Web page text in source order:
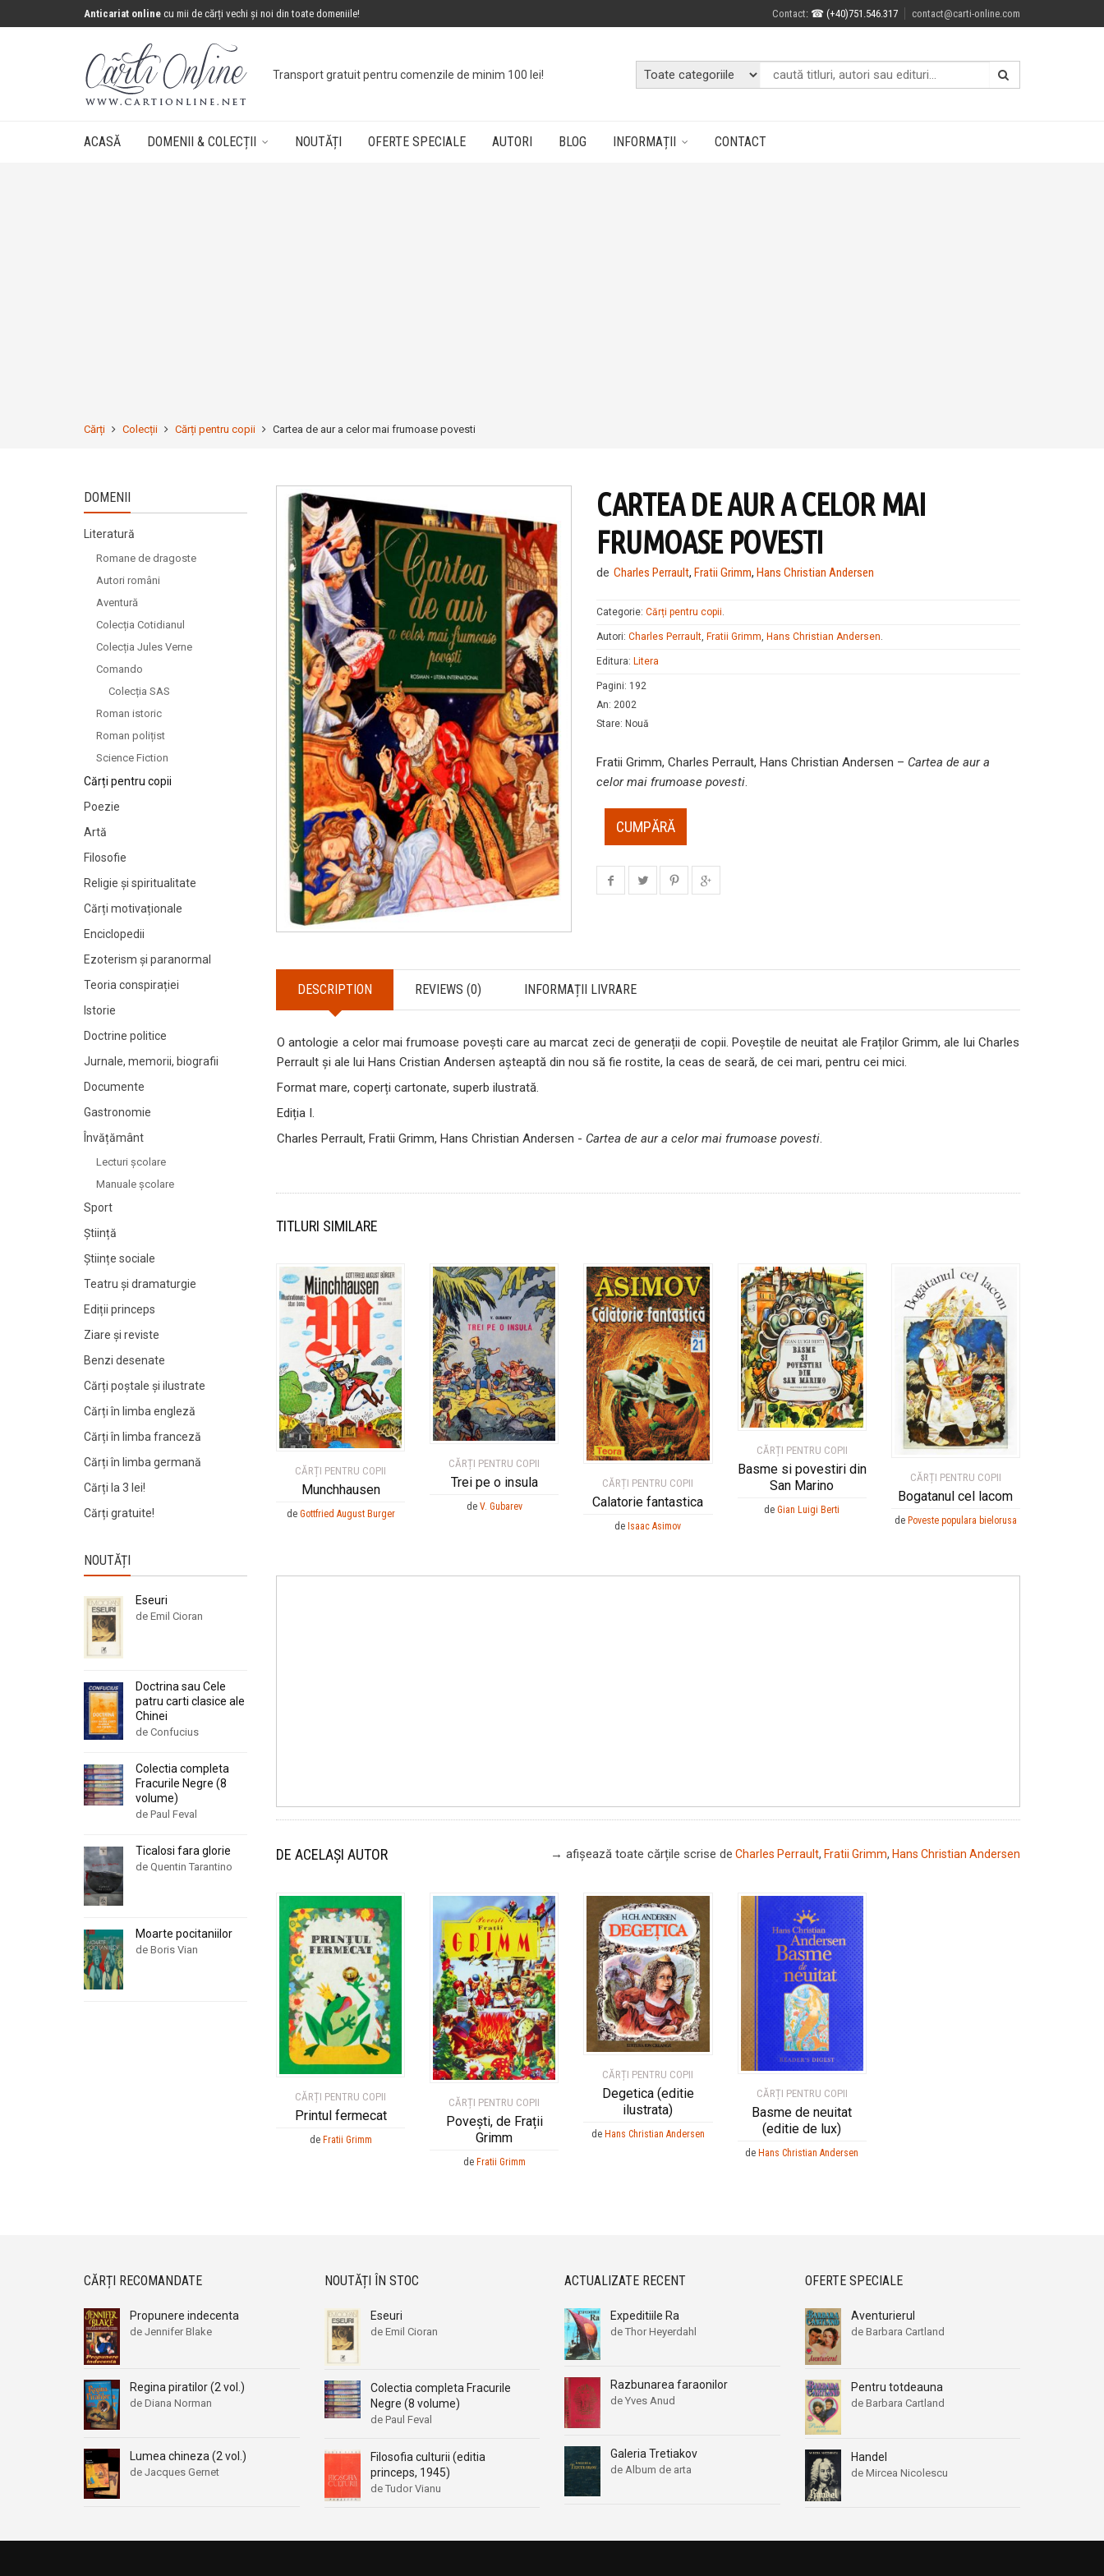
Anticariat online cu mii de cărți vechi și noi din toate domeniile! Contact: ☎ (+40)751.546.317 contact@carti-online.com
Transport gratuit pentru comenzile de minim 100 lei!
ACASĂ DOMENII & COLECȚII NOUTĂȚI OFERTE SPECIALE AUTORI BLOG INFORMAȚII CONTACT
Cărți Colecții Cărți pentru copii Cartea de aur a celor mai frumoase povesti
CARTEA DE AUR A CELOR MAI
FRUMOASE POVESTI
de Charles Perrault, Fratii Grimm, Hans Christian Andersen
Categorie: Cărți pentru copii.
Autori: Charles Perrault, Fratii Grimm, Hans Christian Andersen.
Editura: Litera
Pagini: 192
An: 2002
Stare: Nouă
Fratii Grimm, Charles Perrault, Hans Christian Andersen – Cartea de aur a
celor mai frumoase povesti.
CUMPĂRĂ
DESCRIPTION REVIEWS (0) INFORMAȚII LIVRARE
O antologie a celor mai frumoase povești care au marcat zeci de generații de copii. Poveștile de neuitat ale Fraților Grimm, ale lui Charles
Perrault și ale lui Hans Cristian Andersen așteaptă din nou să fie rostite, la ceas de seară, de cei mari, pentru cei mici.
Format mare, coperți cartonate, superb ilustrată.
Ediția I.
Charles Perrault, Fratii Grimm, Hans Christian Andersen - Cartea de aur a celor mai frumoase povesti.
TITLURI SIMILARE
CĂRȚI PENTRU COPII
Munchhausen
de Gottfried August Burger
CĂRȚI PENTRU COPII
Trei pe o insula
de V. Gubarev
CĂRȚI PENTRU COPII
Calatorie fantastica
deIsaac Asimov
CĂRȚI PENTRU COPII
Basme si povestiri din
San Marino
deGian Luigi Berti
CĂRȚI PENTRU COPII
Bogatanul cel lacom
de Poveste populara bielorusa
DE ACELAȘI AUTOR → afișează toate cărțile scrise de Charles Perrault, Fratii Grimm, Hans Christian Andersen
CĂRȚI PENTRU COPII
Printul fermecat
de Fratii Grimm
CĂRȚI PENTRU COPII
Povești, de Frații
Grimm
de Fratii Grimm
CĂRȚI PENTRU COPII
Degetica (editie
ilustrata)
de Hans Christian Andersen
CĂRȚI PENTRU COPII
Basme de neuitat
(editie de lux)
deHans Christian Andersen
DOMENII
Literatură
Romane de dragoste
Autori români
Aventură
Colecția Cotidianul
Colecția Jules Verne
Comando
Colecția SAS
Roman istoric
Roman polițist
Science Fiction
Cărți pentru copii
Poezie
Artă
Filosofie
Religie și spiritualitate
Cărți motivaționale
Enciclopedii
Ezoterism și paranormal
Teoria conspirației
Istorie
Doctrine politice
Jurnale, memorii, biografii
Documente
Gastronomie
Învățământ
Lecturi şcolare
Manuale şcolare
Sport
Știință
Științe sociale
Teatru și dramaturgie
Ediții princeps
Ziare şi reviste
Benzi desenate
Cărți poștale și ilustrate
Cărți în limba engleză
Cărți în limba franceză
Cărți în limba germană
Cărți la 3 lei!
Cărți gratuite!
NOUTĂȚI
Eseuri
de Emil Cioran
Doctrina sau Cele
patru carti clasice ale
Chinei
de Confucius
Colectia completa
Fracurile Negre (8
volume)
de Paul Feval
Ticalosi fara glorie
de Quentin Tarantino
Moarte pocitaniilor
de Boris Vian
CĂRȚI RECOMANDATE
Propunere indecenta
de Jennifer Blake
Regina piratilor (2 vol.)
de Diana Norman
Lumea chineza (2 vol.)
de Jacques Gernet
NOUTĂȚI ÎN STOC
Eseuri
de Emil Cioran
Colectia completa Fracurile
Negre (8 volume)
de Paul Feval
Filosofia culturii (editia
princeps, 1945)
de Tudor Vianu
ACTUALIZATE RECENT
Expeditiile Ra
de Thor Heyerdahl
Razbunarea faraonilor
de Yves Anud
Galeria Tretiakov
de Album de arta
OFERTE SPECIALE
Aventurierul
de Barbara Cartland
Pentru totdeauna
de Barbara Cartland
Handel
de Mircea Nicolescu